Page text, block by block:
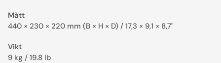
Mått
440 × 230 × 220 mm (B × H × D) / 17,3 × 9,1 × 8,7"
Vikt
9 kg / 19.8 lb